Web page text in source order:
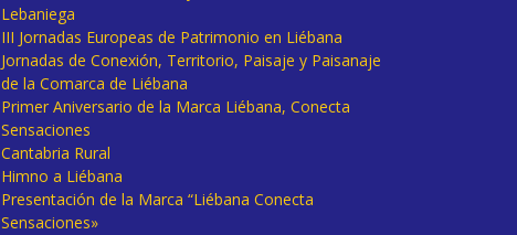
Lebaniega
III Jornadas Europeas de Patrimonio en Liébana
Jornadas de Conexión, Territorio, Paisaje y Paisanaje
de la Comarca de Liébana
Primer Aniversario de la Marca Liébana, Conecta
Sensaciones
Cantabria Rural
Himno a Liébana
Presentación de la Marca “Liébana Conecta
Sensaciones»